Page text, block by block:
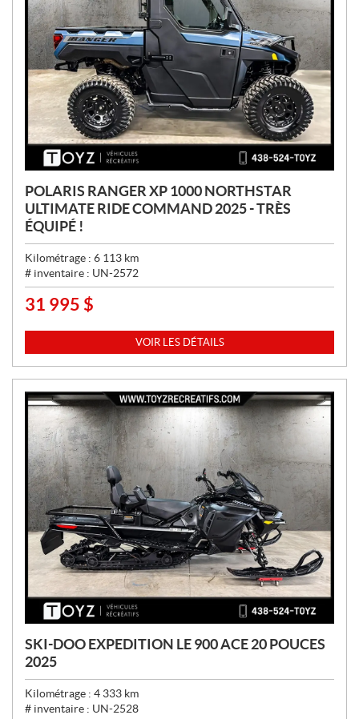
POLARIS RANGER XP 1000 NORTHSTAR
ULTIMATE RIDE COMMAND 2025 - TRÈS
ÉQUIPÉ !
Kilométrage : 6 113 km
# inventaire : UN-2572
P
X
:
31 995 $
VOIR LES DÉTAILS
SKI-DOO EXPEDITION LE 900 ACE 20 POUCES
2025
Kilométrage : 4 333 km
# inventaire : UN-2528